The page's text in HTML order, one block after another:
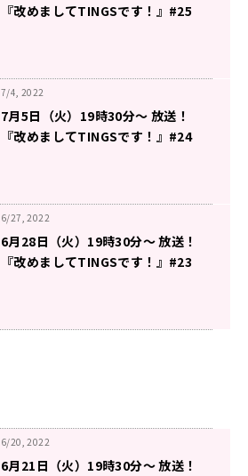
『改めましてTINGSです！』#25
7/4, 2022
7月5日（火）19時30分～ 放送！
『改めましてTINGSです！』#24
6/27, 2022
6月28日（火）19時30分～ 放送！
『改めましてTINGSです！』#23
6/20, 2022
6月21日（火）19時30分～ 放送！